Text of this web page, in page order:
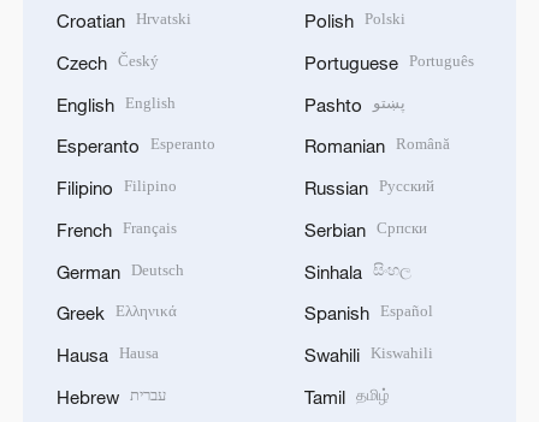
Croatian Hrvatski
Czech Český
English English
Esperanto Esperanto
Filipino Filipino
French Français
German Deutsch
Greek Ελληνικά
Hausa Hausa
Hebrew עברית
Polish Polski
Portuguese Português
Pashto پښتو
Romanian Română
Russian Русский
Serbian Српски
Sinhala සිංහල
Spanish Español
Swahili Kiswahili
Tamil தமிழ்